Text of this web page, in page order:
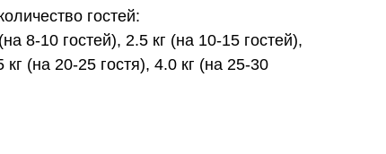
гостей:
8-10 гостей), 2.5 кг (на 10-15 гостей),
кг (на 20-25 гостя), 4.0 кг (на 25-30